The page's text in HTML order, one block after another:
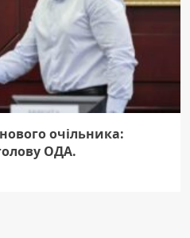
очільника:
ОДА.